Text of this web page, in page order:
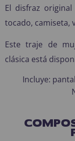
El disfraz
tocado, camiseta,
Este traje de
clásica está
Incluye: